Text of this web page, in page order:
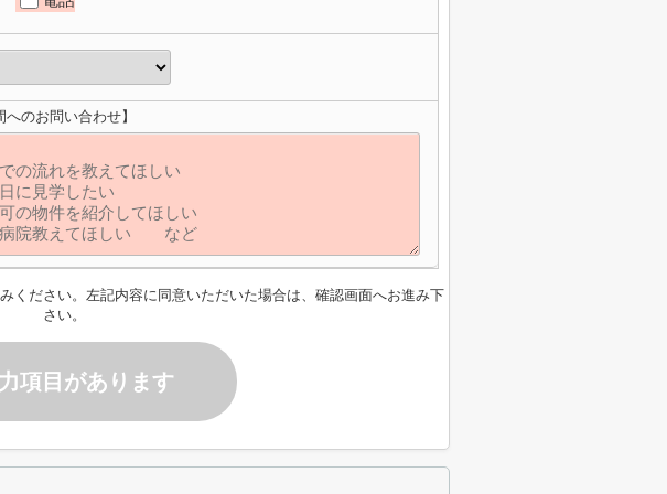
へのお問い合わせ】
ください。左記内容に同意いただいた場合は、確認画面へお進み下
さい。
項目があります